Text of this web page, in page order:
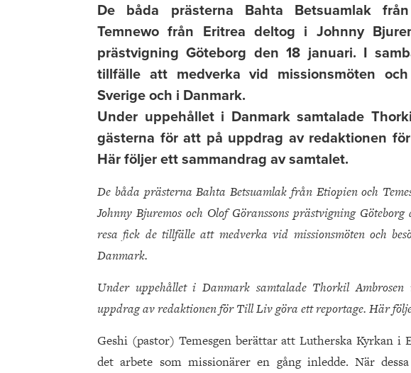
De båda prästerna Bahta Betsuamlak
Temnewo från Eritrea deltog i Johnny
prästvigning Göteborg den 18 januari. I
tillfälle att medverka vid missionsmöten
Sverige och i Danmark.
Under uppehållet i Danmark samtalade
gästerna för att på uppdrag av redaktionen
Här följer ett sammandrag av samtalet.
De båda prästerna Bahta Betsuamlak från Etiopien och
Johnny Bjuremos och Olof Göranssons prästvigning
resa fick de tillfälle att medverka vid missionsmöten och
Danmark.
Under uppehållet i Danmark samtalade Thorkil
uppdrag av redaktionen för Till Liv göra ett reportage. Här
Geshi (pastor) Temesgen berättar att Lutherska Kyrkan
det arbete som missionärer en gång inledde. När